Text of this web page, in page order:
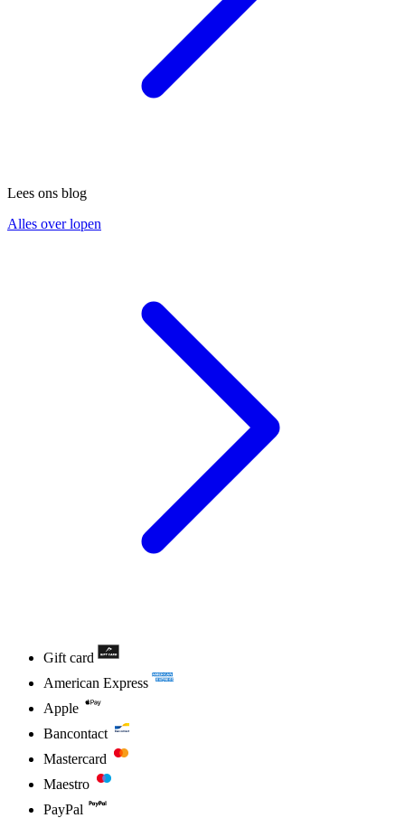
Lees ons blog
Alles over lopen
Gift card
American Express
Apple
Bancontact
Mastercard
Maestro
PayPal